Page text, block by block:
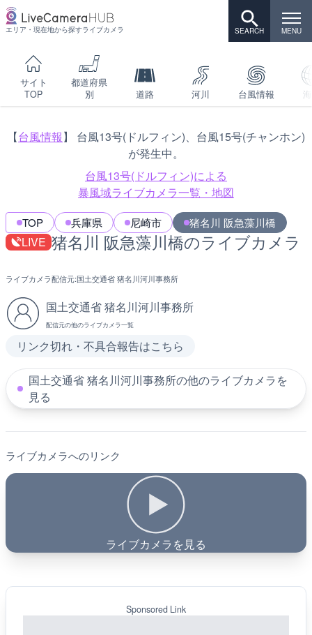
エリア・現在地から探すライブカメラ
サイト
TOP
都道府県
別
道路 河川 台風情報
【台風情報】 台風13号(ドルフィン)、台風15号(チャンホン)
が発生中。
台風13号(ドルフィン)による
暴風域ライブカメラ一覧・地図
TOP 兵庫県 尼崎市 猪名川 阪急藻川橋
LIVE 猪名川 阪急藻川橋のライブカメラ
ライブカメラ配信元:国土交通省 猪名川河川事務所
国土交通省 猪名川河川事務所
配信元の他のライブカメラ一覧
リンク切れ・不具合報告はこちら
国土交通省 猪名川河川事務所の他のライブカメラを
見る
ライブカメラへのリンク
ライブカメラを見る
Sponsored Link